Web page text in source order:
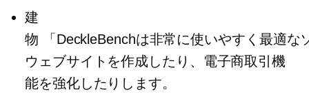
建
物
「DeckleBenchは非常に使いやすく最適
ウェブサイトを作成したり、電子商取引機
能を強化したりします。